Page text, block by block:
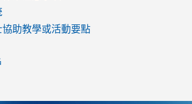
助教學或活動要點